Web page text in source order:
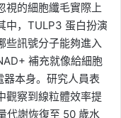
視的細胞纖毛實際上
中，TULP3 蛋白扮演
些訊號分子能夠進入
補充就像給細胞
本身。研究人員表
觀察到線粒體效率提
代謝恢復至 50 歲水